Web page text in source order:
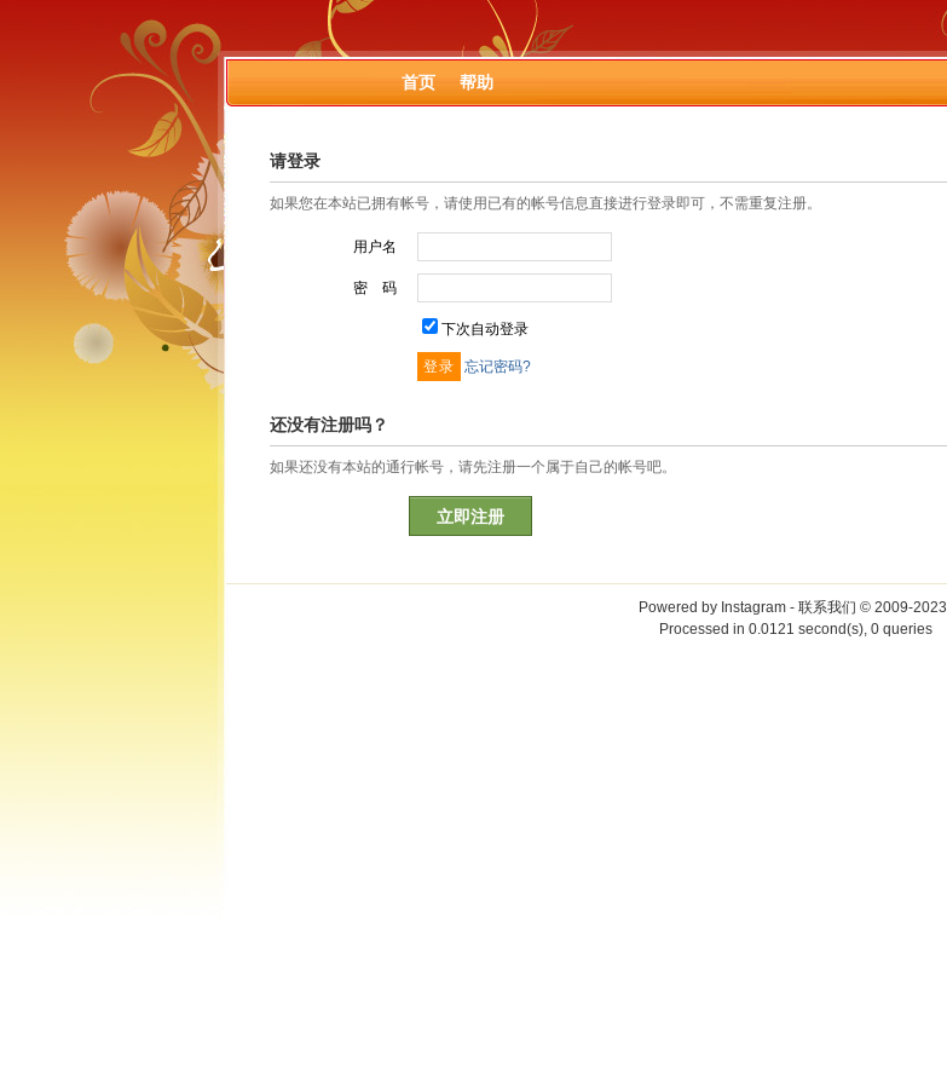
首页 帮助
请登录
如果您在本站已拥有帐号，请使用已有的帐号信息直接进行登录即可，不需重复注册。
用户名
密 码
下次自动登录
忘记密码?
还没有注册吗？
如果还没有本站的通行帐号，请先注册一个属于自己的帐号吧。
立即注册
Powered by Instagram- 联系我们 © 2009-2023
Processed in 0.0121 second(s), 0 queries